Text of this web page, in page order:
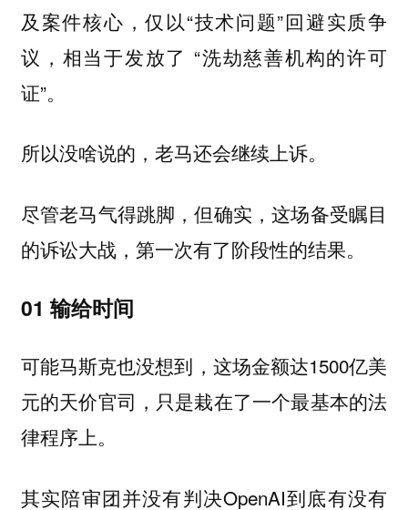
及案件核心，仅以“技术问题”回避实质争
议，相当于发放了 “洗劫慈善机构的许可
证”。
所以没啥说的，老马还会继续上诉。
尽管老马气得跳脚，但确实，这场备受瞩目
的诉讼大战，第一次有了阶段性的结果。
01 输给时间
可能马斯克也没想到，这场金额达1500亿美
元的天价官司，只是栽在了一个最基本的法
律程序上。
其实陪审团并没有判决OpenAI到底有没有